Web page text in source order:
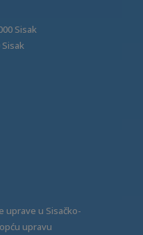
Sisak
Sisak
uprave u Sisačko-
upravu